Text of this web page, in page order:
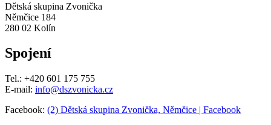
Dětská skupina Zvonička
Němčice 184
280 02 Kolín
Spojení
Tel.: +420 601 175 755
E-mail: info@dszvonicka.cz
Facebook: (2) Dětská skupina Zvonička, Němčice | Facebook